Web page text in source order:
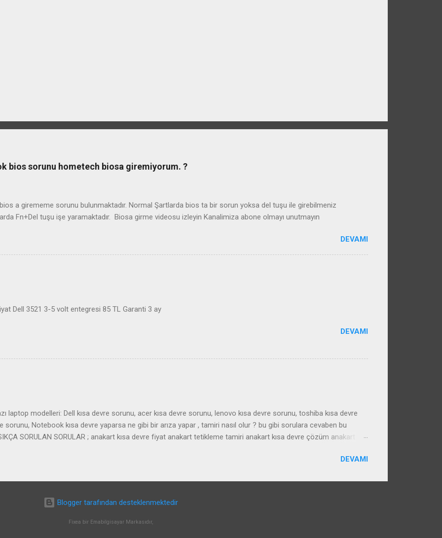
bios sorunu hometech biosa giremiyorum. ?
a girememe sorunu bulunmaktadır. Normal Şartlarda bios ta bir sorun yoksa del tuşu ile girebilmeniz
Fn+Del tuşu işe yaramaktadır. Biosa girme videosu izleyin Kanalimiza abone olmayı unutmayın
DEVAMI
Dell 3521 3-5 volt entegresi 85 TL Garanti 3 ay
DEVAMI
laptop modelleri: Dell kısa devre sorunu, acer kısa devre sorunu, lenovo kısa devre sorunu, toshiba kısa devre
sorunu, Notebook kısa devre yaparsa ne gibi bir arıza yapar , tamiri nasıl olur ? bu gibi sorulara cevaben bu
SORULAN SORULAR ; anakart kısa devre fiyat anakart tetikleme tamiri anakart kısa devre çözüm anakart
DEVAMI
Blogger tarafından desteklenmektedir
Fixea bir Emabilgisayar Markasıdır,